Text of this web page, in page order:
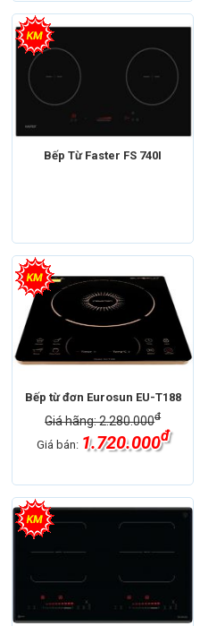
Bếp Từ Faster FS 740I
Bếp từ đơn Eurosun EU-T188
Giá hãng: 2.280.000đ
Giá bán: 1.720.000đ